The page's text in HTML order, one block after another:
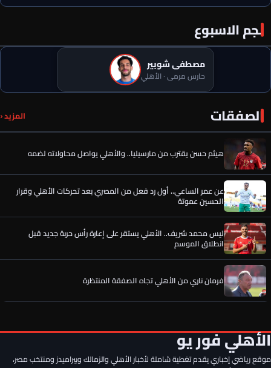
نجم الاسبوع
مصطفى شوبير
حارس مرمى · الأهلي
الصفقات المزيد ‹
5 خاسرين من انتقال محمد صلاح إلى طرابزون التركي.. لطمة لهذه
الأطراف
هيثم حسن يقترب من مارسيليا.. والأهلي يواصل محاولاته لضمه
عن عمر الساعي.. أول رد فعل من المصري بعد تحركات الأهلي وقرار
الحسين عموتة
ليس محمد شريف.. الأهلي يستقر على إعارة رأس حربة جديد قبل
انطلاق الموسم
فرمان ناري من الأهلي تجاه الصفقة المنتظرة
موقع عالمي يعلن فريق محمد صلاح الجديد
الأطراف
الأهلي فور يو
موقع رياضي إخباري يقدم تغطية شاملة لأخبار الأهلي والزمالك وبيراميدز ومنتخب مصر،